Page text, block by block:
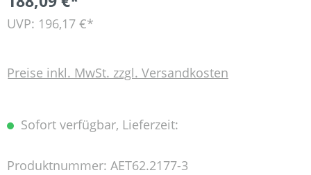
UVP: 196,17 €*
Preise inkl. MwSt. zzgl. Versandkosten
Sofort verfügbar, Lieferzeit:
Produktnummer: AET62.2177-3